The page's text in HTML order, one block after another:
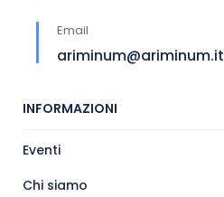
Email
ariminum@ariminum.it
INFORMAZIONI
Eventi
Chi siamo